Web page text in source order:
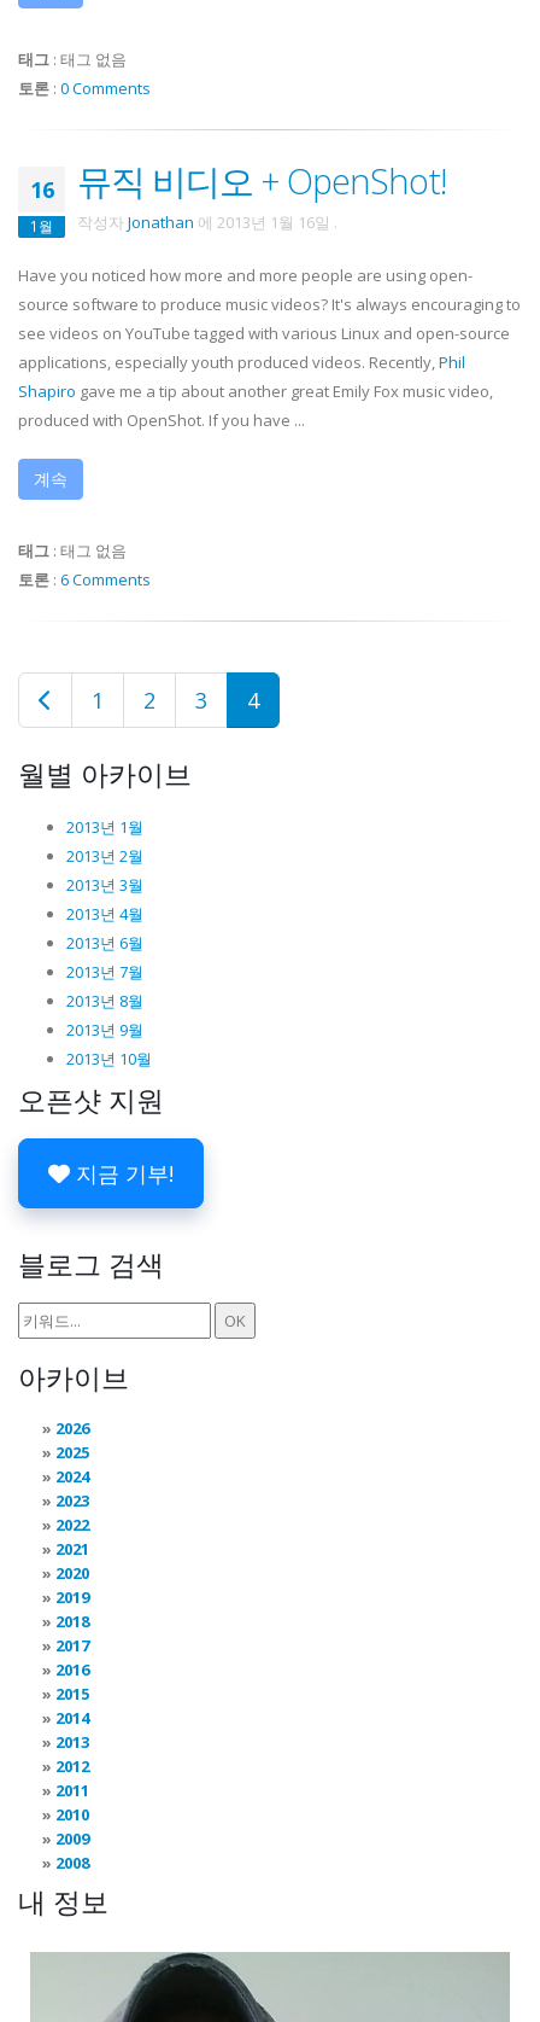
태그 : 태그 없음
토론 : 0 Comments
16
1월
뮤직 비디오 + OpenShot!
작성자Jonathan 에 2013년 1월 16일 .
Have you noticed how more and more people are using open-
source software to produce music videos? It's always encouraging to
see videos on YouTube tagged with various Linux and open-source
applications, especially youth produced videos. Recently,Phil
Shapiro gave me a tip about another great Emily Fox music video,
produced with OpenShot. If you have ...
계속
태그 : 태그 없음
토론 : 6 Comments
1 2 3 4
월별 아카이브
2013년 1월
2013년 2월
2013년 3월
2013년 4월
2013년 6월
2013년 7월
2013년 8월
2013년 9월
2013년 10월
오픈샷 지원
지금 기부!
블로그 검색
아카이브
2026
2025
2024
2023
2022
2021
2020
2019
2018
2017
2016
2015
2014
2013
2012
2011
2010
2009
2008
내 정보